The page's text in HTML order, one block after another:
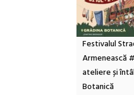
Festivalul
Armenească
ateliere și
Botanică